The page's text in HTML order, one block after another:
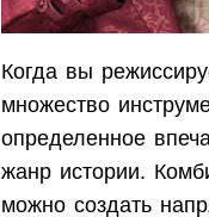
Когда вы
множество
определенное
жанр истории.
можно создать